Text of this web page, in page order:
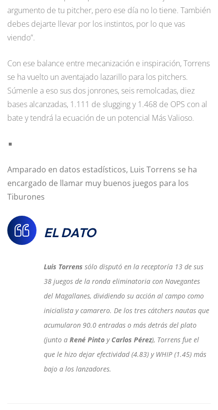
argumento de tu pitcher, pero ese día no lo tiene. También
debes dejarte llevar por los instintos, por lo que vas
viendo”.
Con ese balance entre mecanización e inspiración, Torrens
se ha vuelto un aventajado lazarillo para los pitchers.
Súmenle a eso sus dos jonrones, seis remolcadas, diez
bases alcanzadas, 1.111 de slugging y 1.468 de OPS con al
bate y tendrá la ecuación de un potencial Más Valioso.
Amparado en datos estadísticos, Luis Torrens se ha
encargado de llamar muy buenos juegos para los
Tiburones
EL DATO
Luis Torrens sólo disputó en la receptoría 13 de sus
38 juegos de la ronda eliminatoria con Navegantes
del Magallanes, dividiendo su acción al campo como
inicialista y camarero. De los tres cátchers nautas que
acumularon 90.0 entradas o más detrás del plato
(junto a René Pinto y Carlos Pérez), Torrens fue el
que le hizo dejar efectividad (4.83) y WHIP (1.45) más
bajo a los lanzadores.